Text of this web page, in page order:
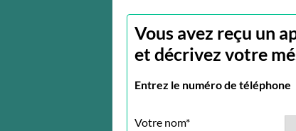
Vous avez reçu un
et décrivez votre
Entrez le numéro de téléphone
Votre nom*